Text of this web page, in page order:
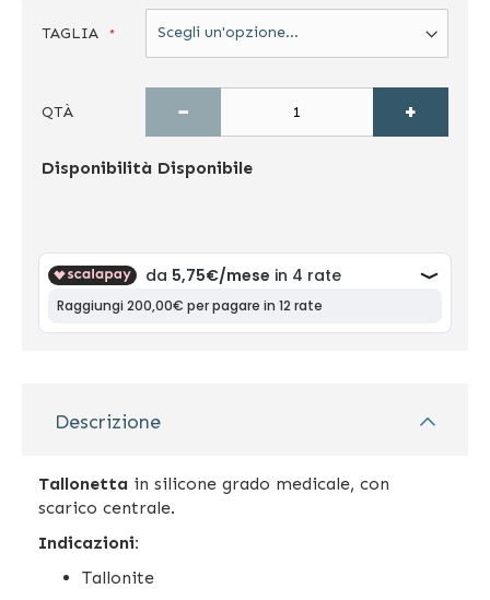
TAGLIA
QTÀ − +
Disponibilità Disponibile
Descrizione
Tallonetta in silicone grado medicale, con
scarico centrale.
Indicazioni:
Tallonite